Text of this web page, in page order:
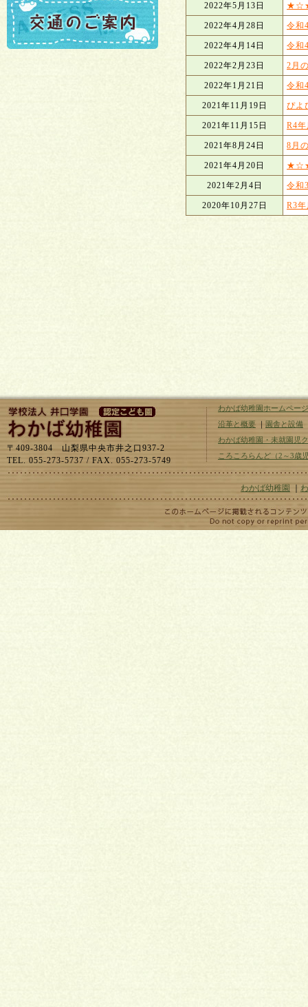
2022年5月13日 ★☆★
2022年4月28日 令和
2022年4月14日 令和
2022年2月23日 2月
2022年1月21日 令和
2021年11月19日 ぴよ
2021年11月15日 R4
2021年8月24日 8月
2021年4月20日 ★☆★
2021年2月4日 令和
2020年10月27日 R3
〒409-3804 山梨県中央市井之口937-2
TEL. 055-273-5737 / FAX. 055-273-5749
わかば幼稚園ホームペー
沿革と概要 ｜ 園舎と設備
わかば幼稚園・未就園児
ころころらんど（2～3歳
わかば幼稚園